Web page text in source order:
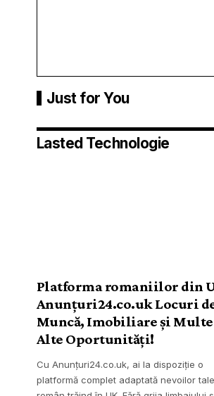
Just for You
Lasted Technologie
Platforma romaniilor din
Anunțuri24.co.uk Locuri
Muncă, Imobiliare și Multe
Alte Oportunități!
Cu Anunțuri24.co.uk, ai la dispoziție o
platformă complet adaptată nevoilor